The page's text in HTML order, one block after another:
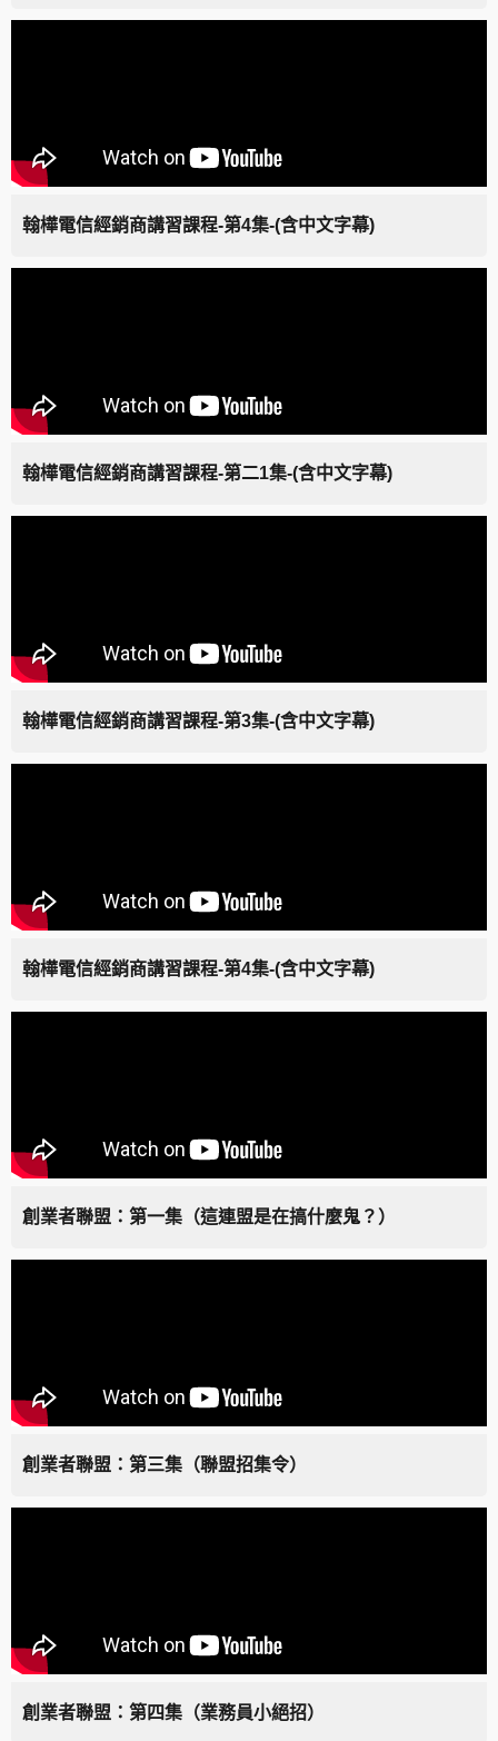
翰樺電信經銷商講習課程-第4集-(含中文字幕)
翰樺電信經銷商講習課程-第二1集-(含中文字幕)
翰樺電信經銷商講習課程-第3集-(含中文字幕)
翰樺電信經銷商講習課程-第4集-(含中文字幕)
創業者聯盟：第一集（這連盟是在搞什麼鬼？）
創業者聯盟：第三集（聯盟招集令）
創業者聯盟：第四集（業務員小絕招）